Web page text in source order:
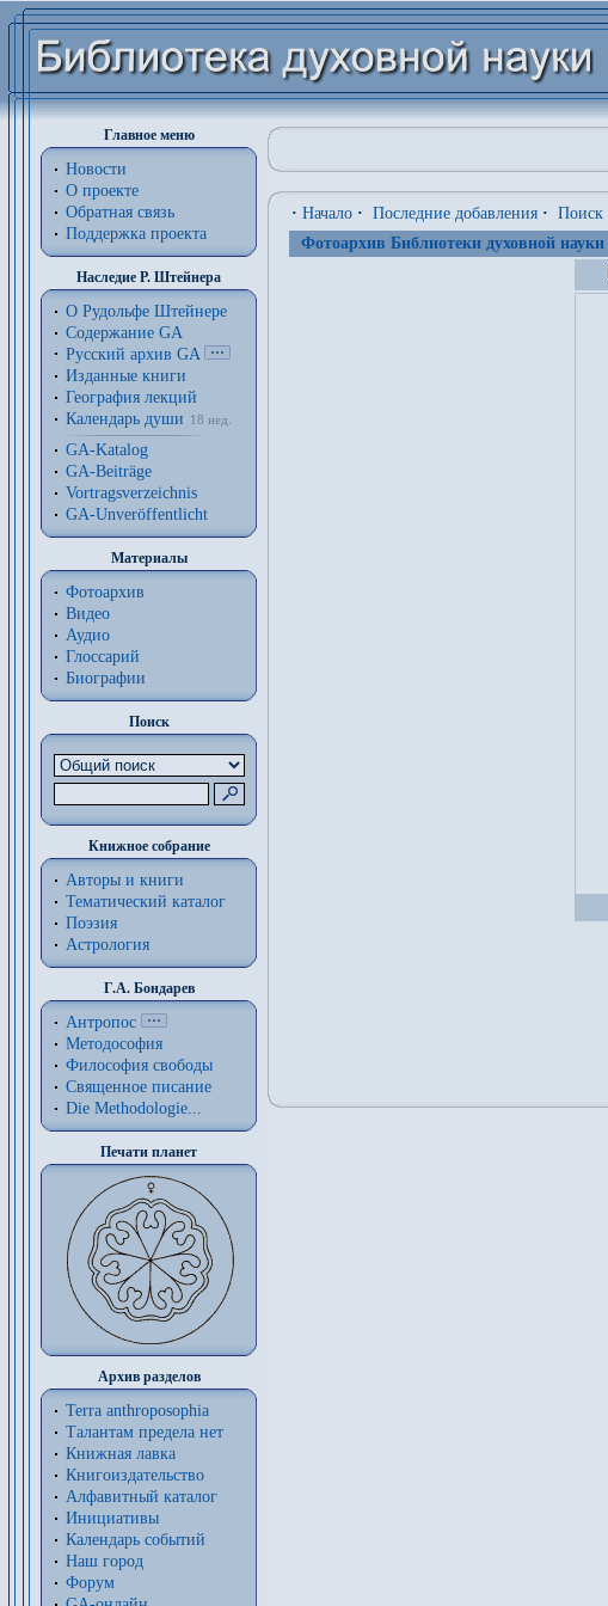
Главное меню
Новости
О проекте
Обратная связь
Поддержка проекта
Наследие Р. Штейнера
О Рудольфе Штейнере
Содержание GA
Русский архив GA
Изданные книги
География лекций
Календарь души
18 нед.
GA-Katalog
GA-Beiträge
Vortragsverzeichnis
GA-Unveröffentlicht
Материалы
Фотоархив
Видео
Аудио
Глоссарий
Биографии
Поиск
Книжное собрание
Авторы и книги
Тематический каталог
Поэзия
Астрология
Г.А. Бондарев
Антропос
Методософия
Философия cвободы
Священное писание
Die Methodologie...
Печати планет
Архив разделов
Terra anthroposophia
Талантам предела нет
Книжная лавка
Книгоиздательство
Алфавитный каталог
Инициативы
Календарь событий
Наш город
Форум
· Начало · Последние добавления · Поиск
Фотоархив Библиотеки духовной науки